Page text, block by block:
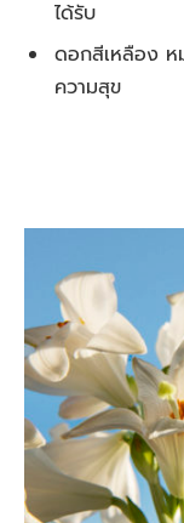
ได้รับ
ดอกสีเหลือง ห
ความสุข